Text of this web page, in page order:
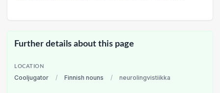
Further details about this page
LOCATION
Cooljugator / Finnish nouns / neurolingvistiikka